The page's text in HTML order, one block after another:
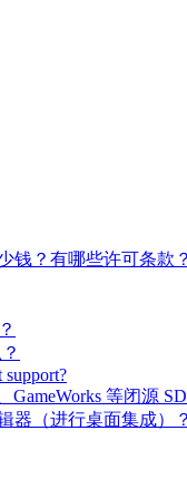
钱？有哪些许可条款？
support?
等闭源
器（进行桌面集成）？